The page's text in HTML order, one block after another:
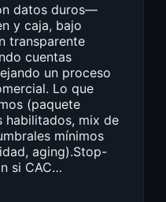
datos duros—
y caja, bajo
transparente
cuentas
un proceso
Lo que
(paquete
habilitados, mix de
mínimos
aging).Stop-
si CAC…